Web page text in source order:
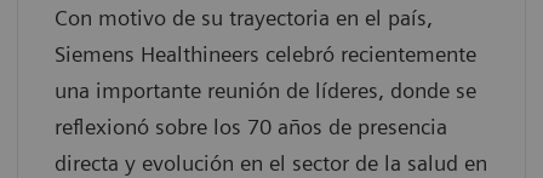
Con motivo de su trayectoria en el país,
Siemens Healthineers celebró recientemente
una importante reunión de líderes, donde se
reflexionó sobre los 70 años de presencia
directa y evolución en el sector de la salud en